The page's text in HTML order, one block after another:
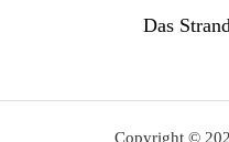
Das
Copyright ©